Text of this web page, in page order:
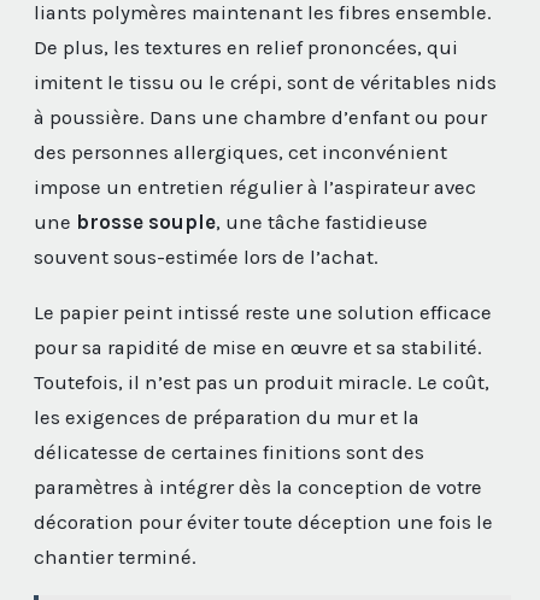
liants polymères maintenant les fibres ensemble.
De plus, les textures en relief prononcées, qui
imitent le tissu ou le crépi, sont de véritables nids
à poussière. Dans une chambre d’enfant ou pour
des personnes allergiques, cet inconvénient
impose un entretien régulier à l’aspirateur avec
une brosse souple, une tâche fastidieuse
souvent sous-estimée lors de l’achat.
Le papier peint intissé reste une solution efficace
pour sa rapidité de mise en œuvre et sa stabilité.
Toutefois, il n’est pas un produit miracle. Le coût,
les exigences de préparation du mur et la
délicatesse de certaines finitions sont des
paramètres à intégrer dès la conception de votre
décoration pour éviter toute déception une fois le
chantier terminé.